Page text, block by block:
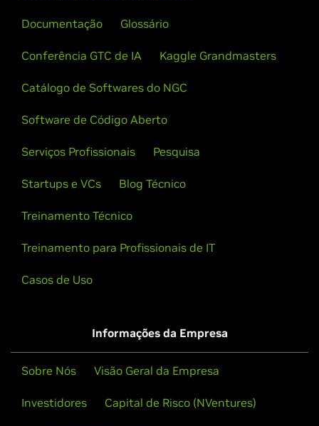
Documentação Glossário
Conferência GTC de IA Kaggle Grandmasters
Catálogo de Softwares do NGC
Software de Código Aberto
Serviços Profissionais Pesquisa
Startups e VCs Blog Técnico
Treinamento Técnico
Treinamento para Profissionais de IT
Casos de Uso
Informações da Empresa
Sobre Nós Visão Geral da Empresa
Investidores Capital de Risco (NVentures)